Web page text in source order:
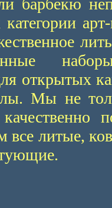
барбекю
открытых
Мы не
все литые,